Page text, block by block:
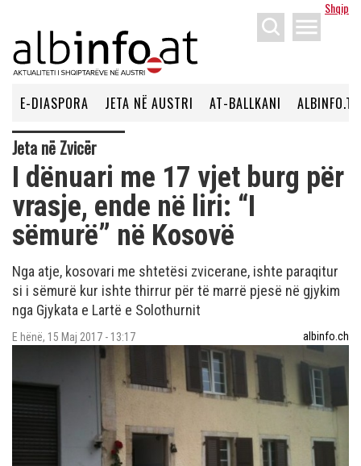
Shqip
menu
E-DIASPORA JETA NË AUSTRI AT-BALLKANI ALBINFO.TV
Jeta në Zvicër
I dënuari me 17 vjet burg për
vrasje, ende në liri: “I
sëmurë” në Kosovë
Nga atje, kosovari me shtetësi zvicerane, ishte paraqitur
si i sëmurë kur ishte thirrur për të marrë pjesë në gjykim
nga Gjykata e Lartë e Solothurnit
E hënë, 15 Maj 2017 - 13:17 albinfo.ch